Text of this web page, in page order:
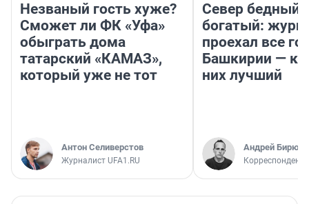
Незваный гость хуже?
Сможет ли ФК «Уфа»
обыграть дома
татарский «КАМАЗ»,
который уже не тот
Антон Селиверстов
Журналист UFA1.RU
Север бедный,
богатый:
проехал все
Башкирии —
них лучший
Андрей
Корреспондент